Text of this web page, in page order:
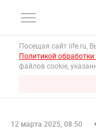
Посещая сайт life.ru,
Политикой
файлов cookie,
12 марта 2025, 08:50